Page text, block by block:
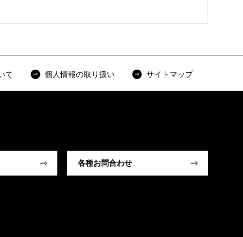
て 個人情報の取り扱い サイトマップ
各種お問合わせ